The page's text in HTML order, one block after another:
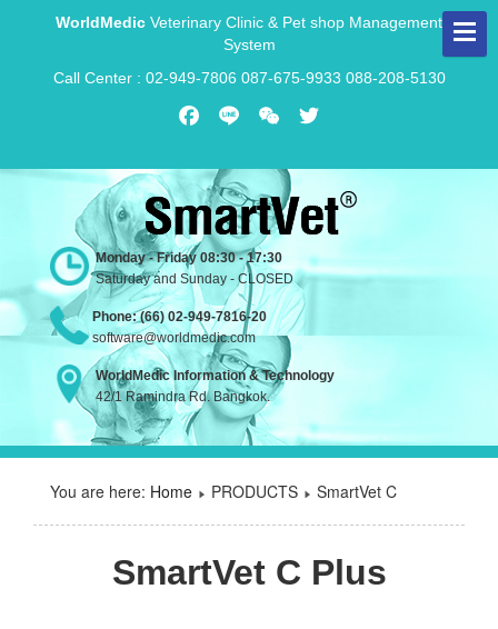
WorldMedic Veterinary Clinic & Pet shop Management
System
Call Center : 02-949-7806 087-675-9933 088-208-5130
Monday - Friday 08:30 - 17:30
Saturday and Sunday - CLOSED
Phone: (66) 02-949-7816-20
software@worldmedic.com
WorldMedic Information & Technology
42/1 Ramindra Rd. Bangkok.
You are here: Home PRODUCTS SmartVet C
SmartVet C Plus